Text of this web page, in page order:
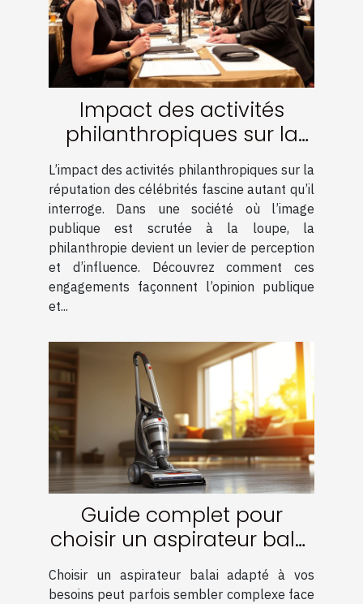
Impact des activités
philanthropiques sur la
réputation des célébrités
L’impact des activités philanthropiques sur la
réputation des célébrités fascine autant qu’il
interroge. Dans une société où l’image
publique est scrutée à la loupe, la
philanthropie devient un levier de perception
et d’influence. Découvrez comment ces
engagements façonnent l’opinion publique
et...
Guide complet pour
choisir un aspirateur balai
adapté à vos besoins
Choisir un aspirateur balai adapté à vos
besoins peut parfois sembler complexe face